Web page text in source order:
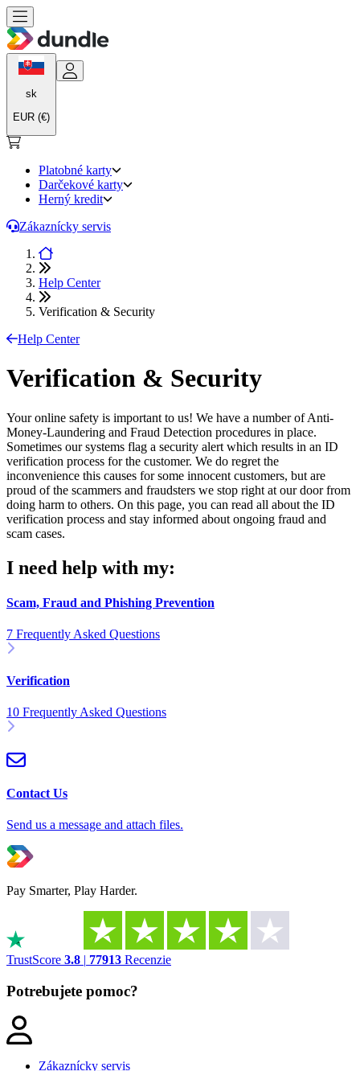
sk
EUR (€)
Platobné karty
Darčekové karty
Herný kredit
Zákaznícky servis
Help Center
Verification & Security
Help Center
Verification & Security
Your online safety is important to us! We have a number of Anti-
Money-Laundering and Fraud Detection procedures in place.
Sometimes our systems flag a security alert which results in an ID
verification process for the customer. We do regret the
inconvenience this causes for some innocent customers, but are
proud of the scammers and fraudsters we stop right at our door from
doing harm to others. On this page, you can read all about the ID
verification process and stay informed about ongoing fraud and
scam cases.
I need help with my:
Scam, Fraud and Phishing Prevention
7 Frequently Asked Questions
Verification
10 Frequently Asked Questions
Contact Us
Send us a message and attach files.
Pay Smarter, Play Harder.
TrustScore 3.8 | 77913 Recenzie
Potrebujete pomoc?
Zákaznícky servis